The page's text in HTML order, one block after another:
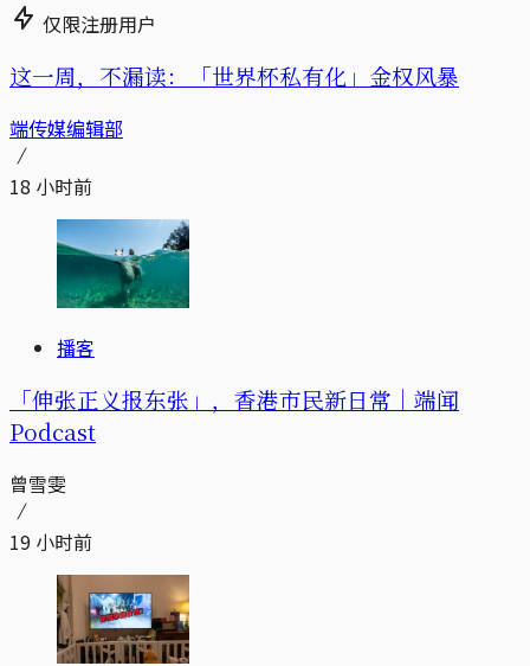
仅限注册用户
这一周，不漏读：「世界杯私有化」金权风暴
端传媒编辑部
18 小时前
播客
「伸张正义报东张」，香港市民新日常｜端闻
Podcast
曾雪雯
19 小时前